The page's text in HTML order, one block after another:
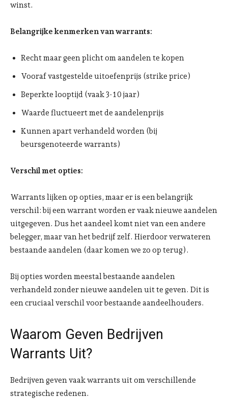
winst.
Belangrijke kenmerken van warrants:
Recht maar geen plicht om aandelen te kopen
Vooraf vastgestelde uitoefenprijs (strike price)
Beperkte looptijd (vaak 3-10 jaar)
Waarde fluctueert met de aandelenprijs
Kunnen apart verhandeld worden (bij
beursgenoteerde warrants)
Verschil met opties:
Warrants lijken op opties, maar er is een belangrijk
verschil: bij een warrant worden er vaak nieuwe aandelen
uitgegeven. Dus het aandeel komt niet van een andere
belegger, maar van het bedrijf zelf. Hierdoor verwateren
bestaande aandelen (daar komen we zo op terug).
Bij opties worden meestal bestaande aandelen
verhandeld zonder nieuwe aandelen uit te geven. Dit is
een cruciaal verschil voor bestaande aandeelhouders.
Waarom Geven Bedrijven
Warrants Uit?
Bedrijven geven vaak warrants uit om verschillende
strategische redenen.